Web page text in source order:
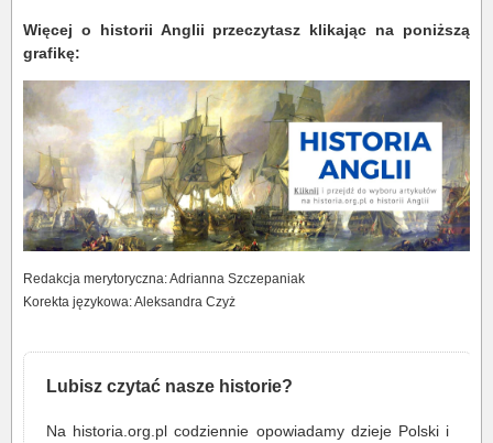
Więcej o historii Anglii przeczytasz klikając na poniższą
grafikę:
Redakcja merytoryczna: Adrianna Szczepaniak
Korekta językowa: Aleksandra Czyż
Lubisz czytać nasze historie?
Na historia.org.pl codziennie opowiadamy dzieje Polski i